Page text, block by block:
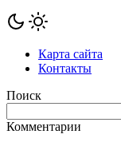
Карта сайта
Контакты
Поиск
Комментарии